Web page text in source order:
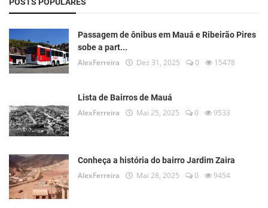
Entrar
Registrar
Portuguese
Passagem de ônibus em Mauá e Ribeirão Pires
sobe a part...
AlexFerreira Dez 31, 2025 0 15478
Lista de Bairros de Mauá
AlexFerreira Mai 25, 2025 0 9533
Conheça a história do bairro Jardim Zaira
AlexFerreira Mai 28, 2025 0 9454